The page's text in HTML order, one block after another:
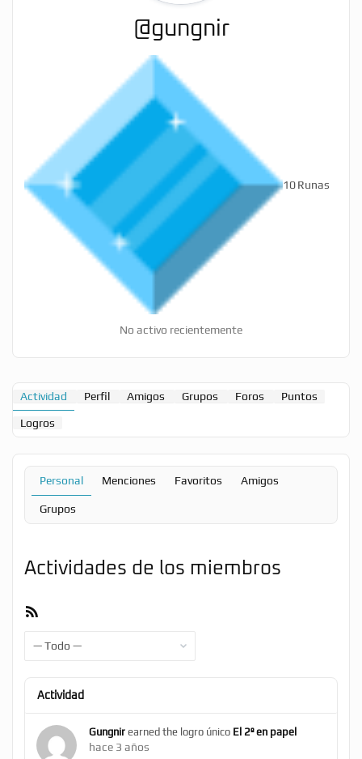
@gungnir
10Runas
No activo recientemente
Actividad Perfil Amigos Grupos Foros Puntos
Logros
Personal Menciones Favoritos Amigos
Grupos
Actividades de los miembros
Actividad
Gungnir earned the logro único El 2º en papel
hace 3 años